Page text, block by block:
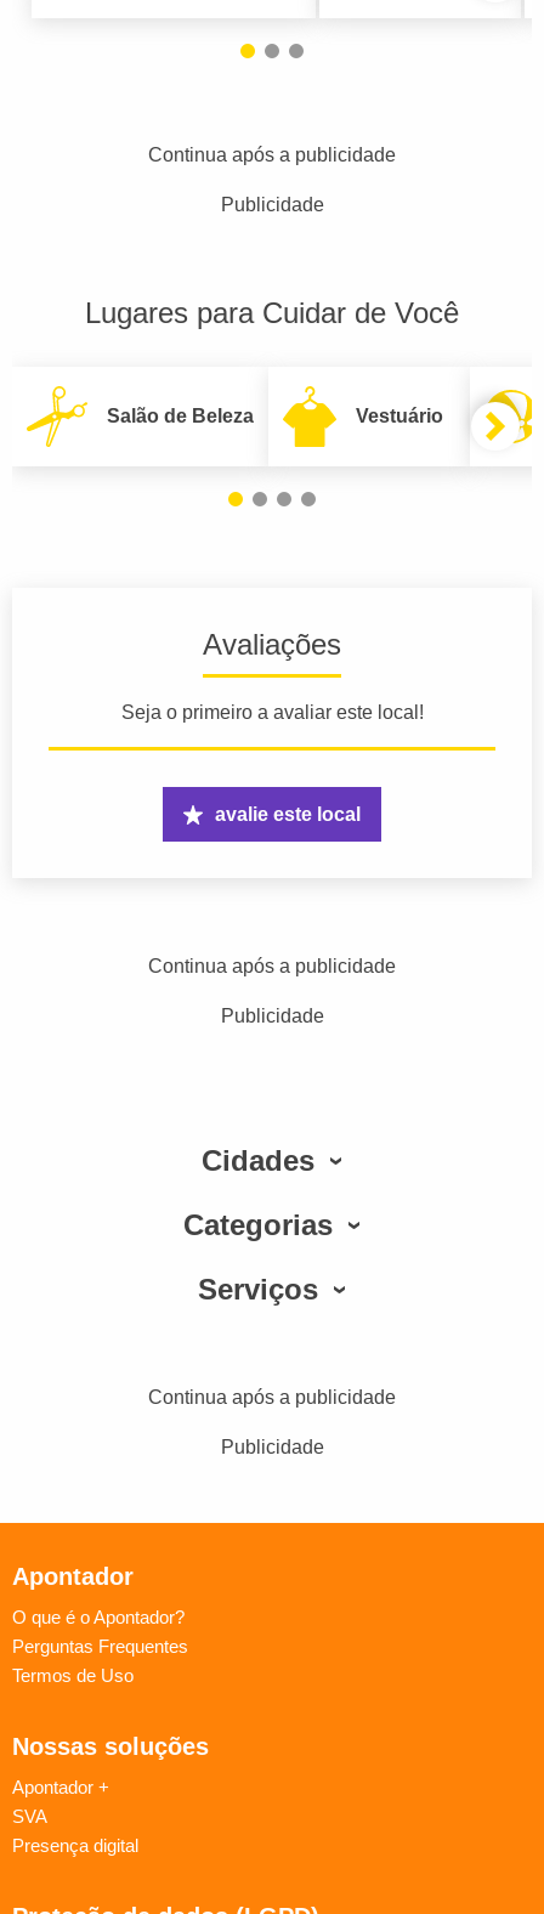
Continua após a publicidade
Publicidade
Lugares para Cuidar de Você
Salão de Beleza Vestuário
Avaliações
Seja o primeiro a avaliar este local!
avalie este local
Continua após a publicidade
Publicidade
Cidades
Categorias
Serviços
Continua após a publicidade
Publicidade
Apontador
O que é o Apontador?
Perguntas Frequentes
Termos de Uso
Nossas soluções
Apontador +
SVA
Presença digital